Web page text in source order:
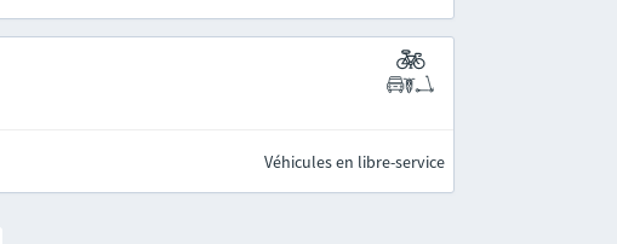
Véhicules en libre-service